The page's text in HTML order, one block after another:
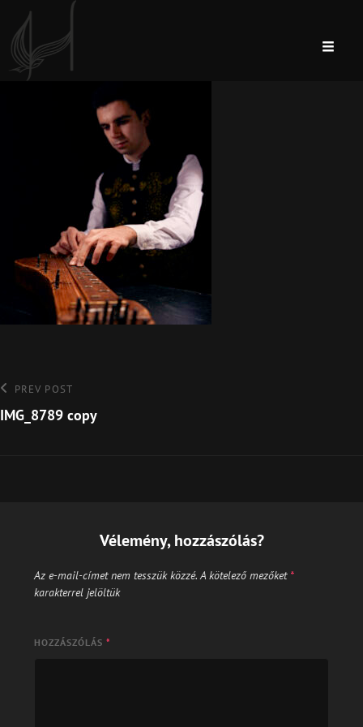
Bejegyzés
navigáció
Previous
Post
PREV POST
IMG_8789 copy
Vélemény, hozzászólás?
Az e-mail-címet nem tesszük közzé. A kötelező mezőket *
karakterrel jelöltük
HOZZÁSZÓLÁS *